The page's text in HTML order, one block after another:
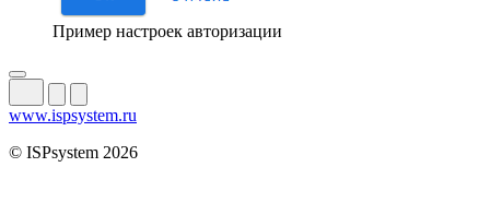
Пример настроек авторизации
www.ispsystem.ru
© ISPsystem 2026